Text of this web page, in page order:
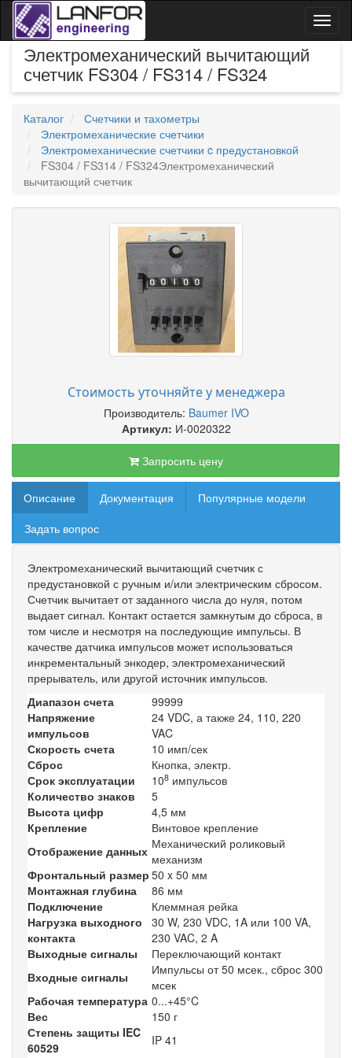
Электромеханический вычитающий
счетчик FS304 / FS314 / FS324
Каталог
Счетчики и тахометры
Электромеханические счетчики
Электромеханические счетчики c предустановкой
FS304 / FS314 / FS324Электромеханический
вычитающий счетчик
Стоимость уточняйте у менеджера
Производитель: Baumer IVO
Артикул: И-0020322
Запросить цену
Описание Документация
Популярные модели
Задать вопрос
Электромеханический вычитающий счетчик с
предустановкой с ручным и/или электрическим сбросом.
Счетчик вычитает от заданного числа до нуля, потом
выдает сигнал. Контакт остается замкнутым до сброса, в
том числе и несмотря на последующие импульсы. В
качестве датчика импульсов может использоваться
инкрементальный энкодер, электромеханический
прерыватель, или другой источник импульсов.
Диапазон счета
99999
Напряжение
импульсов
24 VDC, а также 24, 110, 220
VAC
Скорость счета
10 имп/сек
Сброс
Кнопка, электр.
Срок эксплуатации
108 импульсов
Количество знаков
5
Высота цифр
4,5 мм
Крепление
Винтовое крепление
Отображение данных Механический роликовый
механизм
Фронтальный размер 50 x 50 мм
Монтажная глубина
86 мм
Подключение
Клеммная рейка
Нагрузка выходного
контакта
30 W, 230 VDC, 1A или 100 VA,
230 VAC, 2 A
Выходные сигналы
Переключающий контакт
Входные сигналы
Импульсы от 50 мсек., сброс 300
мсек
Рабочая температура 0...+45°C
Вес
150 г
Степень защиты IEC
60529
IP 41